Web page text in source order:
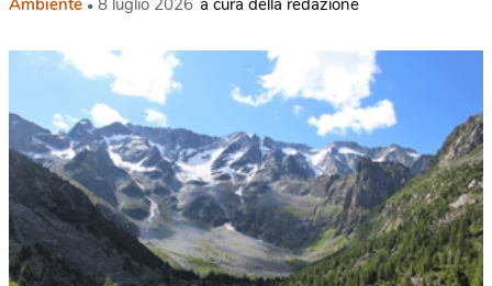
Ambiente 8 luglio 2026 a cura della redazione